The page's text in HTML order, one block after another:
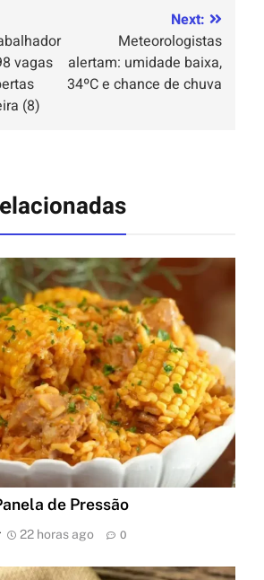
vagas
(8)
Next:
Meteorologistas
alertam: umidade baixa,
34ºC e chance de chuva
de Pressão
22 horas ago 0